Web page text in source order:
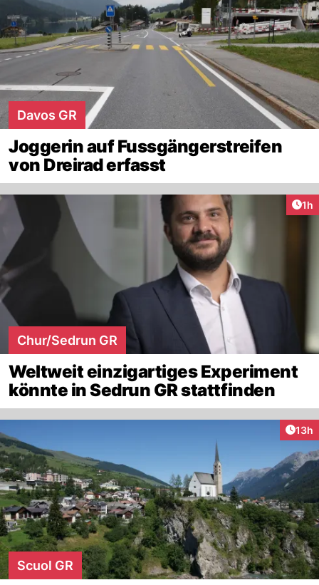
Davos GR
Joggerin auf Fussgängerstreifen
von Dreirad erfasst
1h
Chur/Sedrun GR
Weltweit einzigartiges Experiment
könnte in Sedrun GR stattfinden
13h
Scuol GR